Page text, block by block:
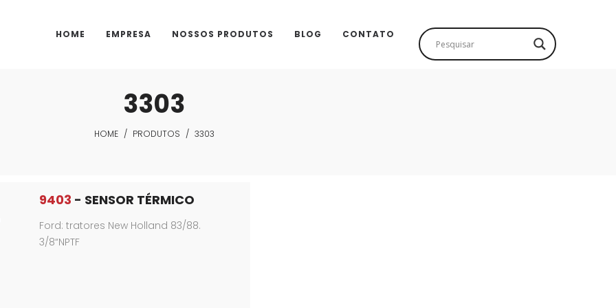
HOME EMPRESA NOSSOS PRODUTOS BLOG CONTATO
3303
HOME / PRODUTOS / 3303
9403 - SENSOR TÉRMICO
Ford: tratores New Holland 83/88.
3/8“NPTF